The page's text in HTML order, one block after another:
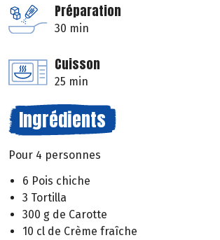
Préparation
30 min
Cuisson
25 min
Ingrédients
Pour 4 personnes
6 Pois chiche
3 Tortilla
300 g de Carotte
10 cl de Crème fraîche